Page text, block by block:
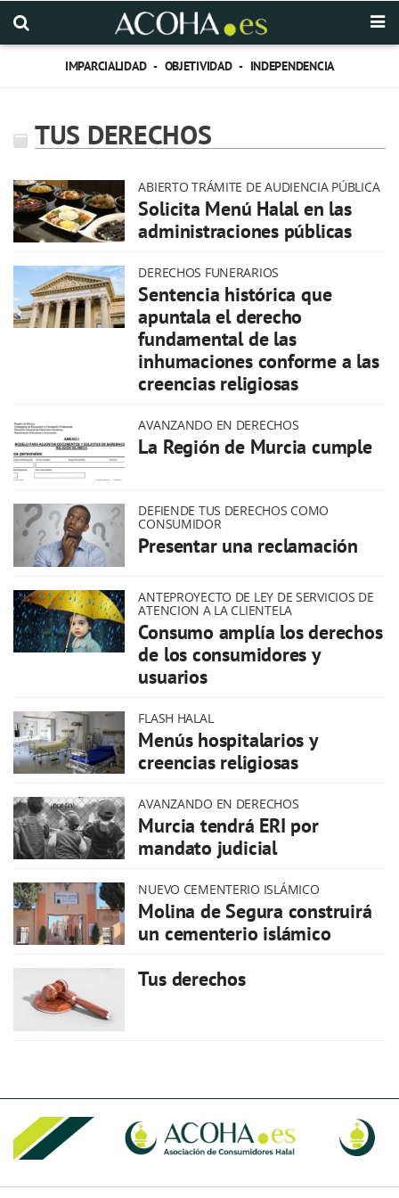
IMPARCIALIDAD - OBJETIVIDAD - INDEPENDENCIA
TUS DERECHOS
ABIERTO TRÁMITE DE AUDIENCIA PÚBLICA
Solicita Menú Halal en las
administraciones públicas
DERECHOS FUNERARIOS
Sentencia histórica que
apuntala el derecho
fundamental de las
inhumaciones conforme a las
creencias religiosas
AVANZANDO EN DERECHOS
La Región de Murcia cumple
DEFIENDE TUS DERECHOS COMO
CONSUMIDOR
Presentar una reclamación
ANTEPROYECTO DE LEY DE SERVICIOS DE
ATENCION A LA CLIENTELA
Consumo amplía los derechos
de los consumidores y
usuarios
FLASH HALAL
Menús hospitalarios y
creencias religiosas
AVANZANDO EN DERECHOS
Murcia tendrá ERI por
mandato judicial
NUEVO CEMENTERIO ISLÁMICO
Molina de Segura construirá
un cementerio islámico
Tus derechos